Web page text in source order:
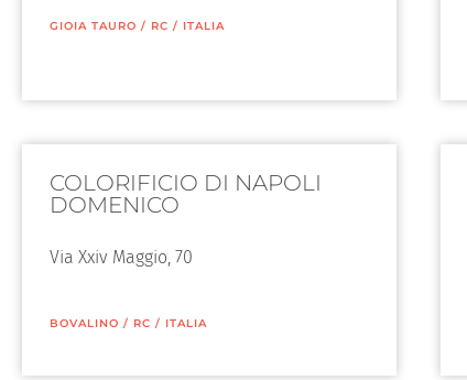
GIOIA TAURO / RC / ITALIA
COLORIFICIO DI NAPOLI
DOMENICO
Via Xxiv Maggio, 70
BOVALINO / RC / ITALIA